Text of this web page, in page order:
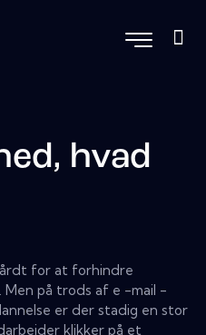
hvad
for at forhindre
Men på trods af e -mail -
er der stadig en stor
klikker på et